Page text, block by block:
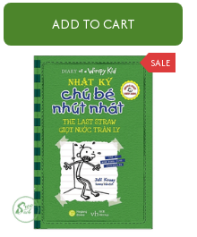
ADD TO CART
SALE